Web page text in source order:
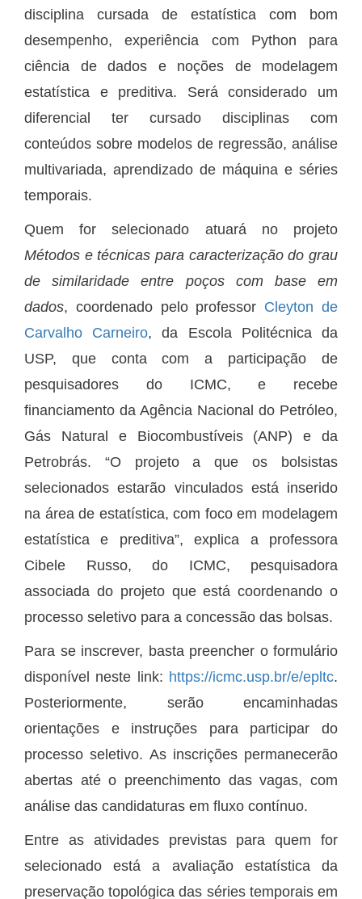
disciplina cursada de estatística com bom
desempenho, experiência com Python para
ciência de dados e noções de modelagem
estatística e preditiva. Será considerado um
diferencial ter cursado disciplinas com
conteúdos sobre modelos de regressão, análise
multivariada, aprendizado de máquina e séries
temporais.
Quem for selecionado atuará no projeto
Métodos e técnicas para caracterização do grau
de similaridade entre poços com base em
dados, coordenado pelo professor Cleyton de
Carvalho Carneiro, da Escola Politécnica da
USP, que conta com a participação de
pesquisadores do ICMC, e recebe
financiamento da Agência Nacional do Petróleo,
Gás Natural e Biocombustíveis (ANP) e da
Petrobrás. “O projeto a que os bolsistas
selecionados estarão vinculados está inserido
na área de estatística, com foco em modelagem
estatística e preditiva”, explica a professora
Cibele Russo, do ICMC, pesquisadora
associada do projeto que está coordenando o
processo seletivo para a concessão das bolsas.
Para se inscrever, basta preencher o formulário
disponível neste link: https://icmc.usp.br/e/epltc.
Posteriormente, serão encaminhadas
orientações e instruções para participar do
processo seletivo. As inscrições permanecerão
abertas até o preenchimento das vagas, com
análise das candidaturas em fluxo contínuo.
Entre as atividades previstas para quem for
selecionado está a avaliação estatística da
preservação topológica das séries temporais em